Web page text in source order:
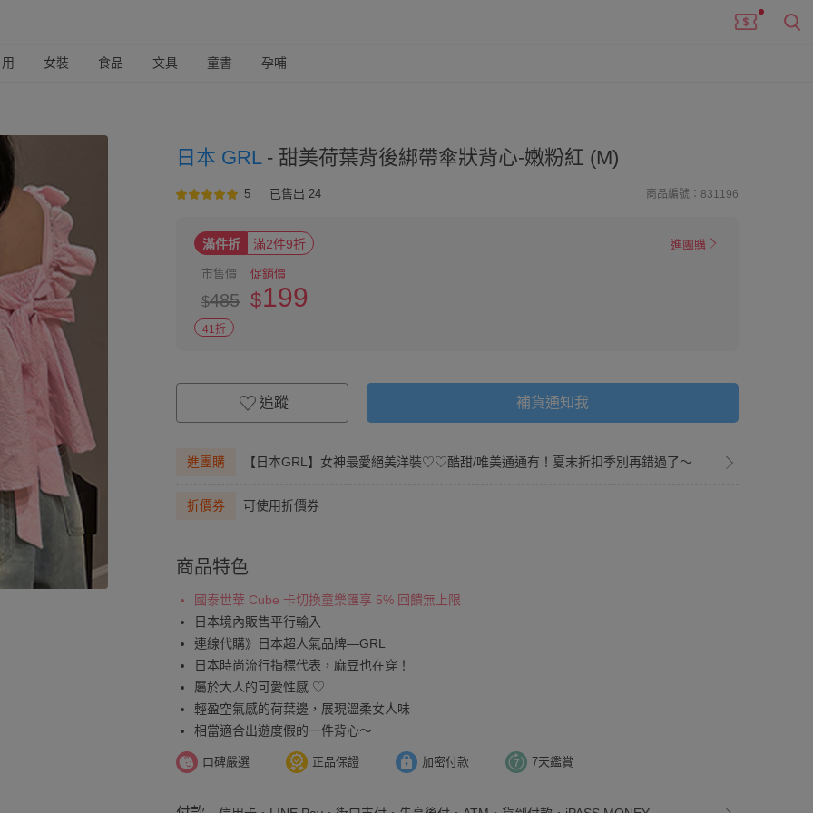
女裝 食品 文具 童書 孕哺
日本 GRL - 甜美荷葉背後綁帶傘狀背心-嫩粉紅 (M)
5 已售出 24 商品編號：831196
滿件折 滿2件9折 進團購
市售價
$485
促銷價
$199
41折
追蹤 補貨通知我
進團購 【日本GRL】女神最愛絕美洋裝♡♡酷甜/唯美通通有！夏末折扣季別再錯過了～
折價券 可使用折價券
商品特色
國泰世華 Cube 卡切換童樂匯享 5% 回饋無上限
日本境內販售平行輸入
連線代購》日本超人氣品牌—GRL
日本時尚流行指標代表，麻豆也在穿！
屬於大人的可愛性感 ♡
輕盈空氣感的荷葉邊，展現溫柔女人味
相當適合出遊度假的一件背心～
口碑嚴選 正品保證 加密付款 7天鑑賞